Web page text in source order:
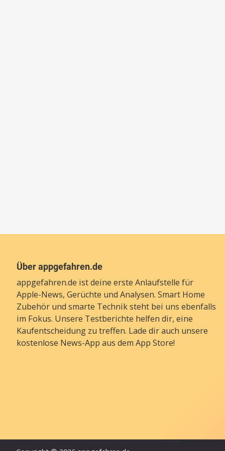
Über appgefahren.de
appgefahren.de ist deine erste Anlaufstelle für
Apple-News, Gerüchte und Analysen. Smart Home
Zubehör und smarte Technik steht bei uns ebenfalls
im Fokus. Unsere Testberichte helfen dir, eine
Kaufentscheidung zu treffen. Lade dir auch unsere
kostenlose News-App aus dem App Store!